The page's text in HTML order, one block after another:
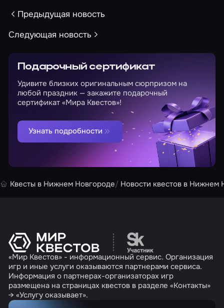
Предыдущая новость
Следующая новость
Подарочный сертификат
Удивите близких оригинальным сюрпризом на
любой праздник — закажите подарочный
сертификат «Мира Квестов»!
Узнать подробности
Квесты в Нижнем Новгороде Новости квестов в Нижнем
Перейти на сайт
«Мир Квестов» - информационный сервис. Организация
игр и иные услуги оказываются партнерами сервиса.
Информация о партнерах-организаторах игр
размещена на страницах квестов в разделе «Контакты»
→ «Услугу оказывает».